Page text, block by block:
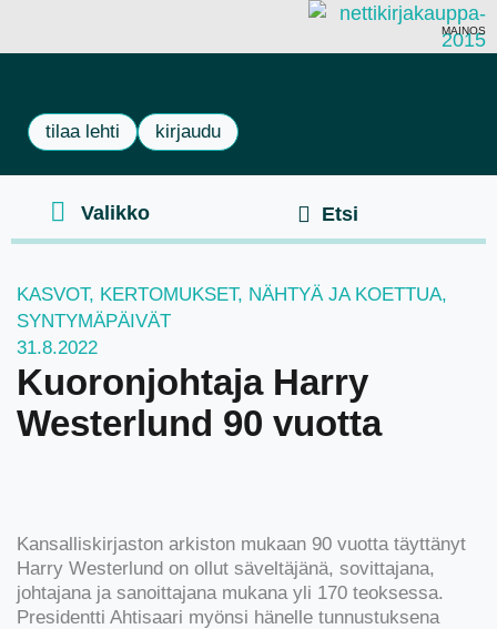
MAINOS
tilaa lehti kirjaudu
KASVOT, KERTOMUKSET, NÄHTYÄ JA KOETTUA,
SYNTYMÄPÄIVÄT
31.8.2022
Kuoronjohtaja Harry
Westerlund 90 vuotta
Kansalliskirjaston arkiston mukaan 90 vuotta täyttänyt
Harry Westerlund on ollut säveltäjänä, sovittajana,
johtajana ja sanoittajana mukana yli 170 teoksessa.
Presidentti Ahtisaari myönsi hänelle tunnustuksena